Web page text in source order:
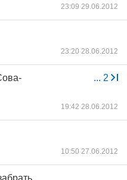
23:09 29.06.2012
23:20 28.06.2012
... 2
19:42 28.06.2012
10:50 27.06.2012